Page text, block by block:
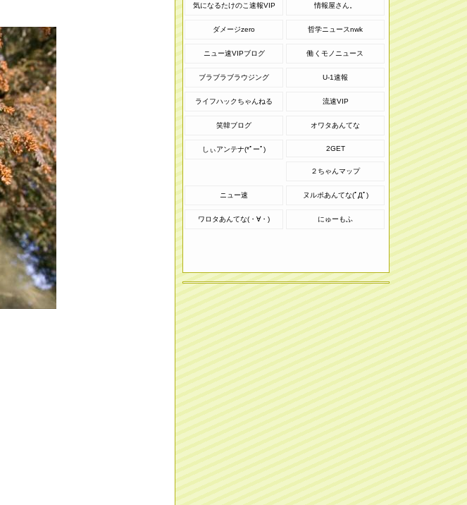
気になるたけのこ速報VIP 情報屋さん。
ダメージzero 哲学ニュースnwk
ニュー速VIPブログ 働くモノニュース
ブラブラブラウジング U-1速報
ライフハックちゃんねる 流速VIP
笑韓ブログ オワタあんてな
しぃアンテナ(*ﾟーﾟ) 2GET
２ちゃんマップ
ニュー速 ヌルポあんてな(ﾟДﾟ)
ワロタあんてな(・∀・) にゅーもふ